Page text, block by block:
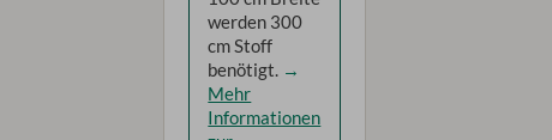
werden 300
cm Stoff
benötigt. →
Mehr
Informationen